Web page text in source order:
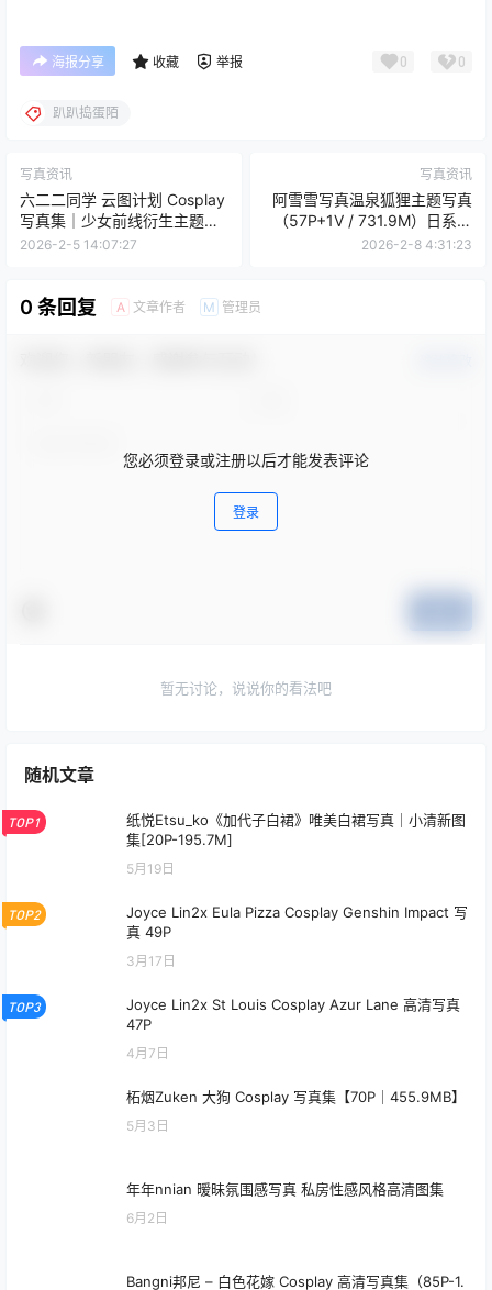
海报分享 收藏 举报 0 0
趴趴捣蛋陌
写真资讯
六二二同学 云图计划 Cosplay
写真集｜少女前线衍生主题
（12P｜34MB）
2026-2-5 14:07:27
写真资讯
阿雪雪写真温泉狐狸主题写真
（57P+1V / 731.9M）日系风
格套图
2026-2-8 4:31:23
0 条回复 A 文章作者 M 管理员
您必须登录或注册以后才能发表评论
登录
暂无讨论，说说你的看法吧
随机文章
TOP1
纸悦Etsu_ko《加代子白裙》唯美白裙写真｜小清新图
集[20P-195.7M]
5月19日
TOP2
Joyce Lin2x Eula Pizza Cosplay Genshin Impact 写
真 49P
3月17日
TOP3
Joyce Lin2x St Louis Cosplay Azur Lane 高清写真
47P
4月7日
柘烟Zuken 大狗 Cosplay 写真集【70P｜455.9MB】
5月3日
年年nnian 暧昧氛围感写真 私房性感风格高清图集
6月2日
Bangni邦尼 – 白色花嫁 Cosplay 高清写真集（85P-1.